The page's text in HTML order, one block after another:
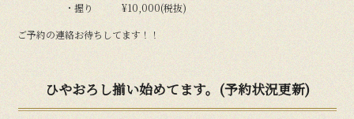
・握り ¥10,000(税抜)
ご予約の連絡お待ちしてます！！
ひやおろし揃い始めてます。(予約状況更新)